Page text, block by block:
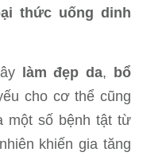
thức uống dinh
làm đẹp da, bổ
cho cơ thể cũng
một số bệnh tật từ
khiến gia tăng